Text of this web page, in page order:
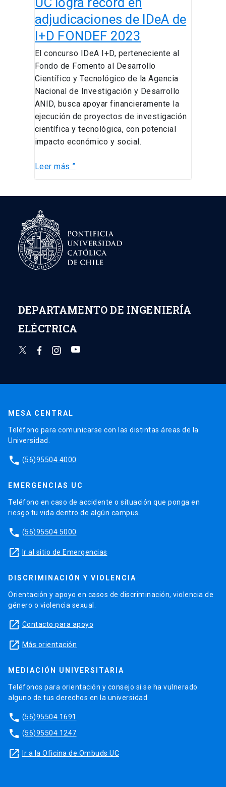
adjudicaciones de IDeA de
I+D FONDEF 2023
El concurso IDeA I+D, perteneciente al
Fondo de Fomento al Desarrollo
Científico y Tecnológico de la Agencia
Nacional de Investigación y Desarrollo
ANID, busca apoyar financieramente la
ejecución de proyectos de investigación
científica y tecnológica, con potencial
impacto económico y social.
2023
Leer más ”
DEPARTAMENTO DE INGENIERÍA
ELÉCTRICA
MESA CENTRAL
Teléfono para comunicarse con las distintas áreas de la
Universidad.
phone (56)95504 4000
EMERGENCIAS UC
Teléfono en caso de accidente o situación que ponga en
riesgo tu vida dentro de algún campus.
phone (56)95504 5000
launch Ir al sitio de Emergencias
DISCRIMINACIÓN Y VIOLENCIA
Orientación y apoyo en casos de discriminación, violencia de
género o violencia sexual.
launch Contacto para apoyo
launch Más orientación
MEDIACIÓN UNIVERSITARIA
Teléfonos para orientación y consejo si se ha vulnerado
alguno de tus derechos en la universidad.
phone (56)95504 1691
phone (56)95504 1247
launch Ir a la Oficina de Ombuds UC